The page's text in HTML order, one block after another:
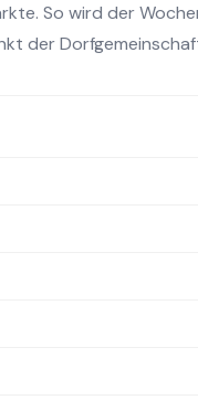
So wird der
der